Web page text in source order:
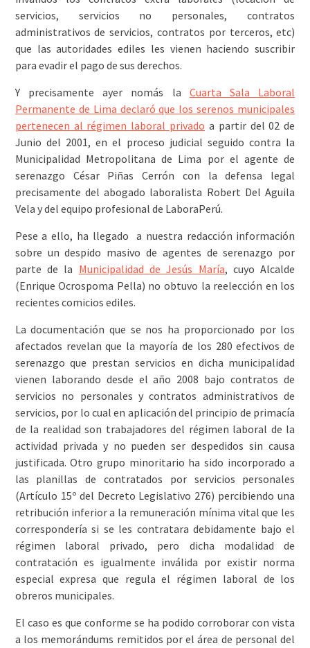
servicios, servicios no personales, contratos
administrativos de servicios, contratos por terceros, etc)
que las autoridades ediles les vienen haciendo suscribir
para evadir el pago de sus derechos.
Y precisamente ayer nomás la Cuarta Sala Laboral
Permanente de Lima declaró que los serenos municipales
pertenecen al régimen laboral privado a partir del 02 de
Junio del 2001, en el proceso judicial seguido contra la
Municipalidad Metropolitana de Lima por el agente de
serenazgo César Piñas Cerrón con la defensa legal
precisamente del abogado laboralista Robert Del Aguila
Vela y del equipo profesional de LaboraPerú.
Pese a ello, ha llegado a nuestra redacción información
sobre un despido masivo de agentes de serenazgo por
parte de la Municipalidad de Jesús María, cuyo Alcalde
(Enrique Ocrospoma Pella) no obtuvo la reelección en los
recientes comicios ediles.
La documentación que se nos ha proporcionado por los
afectados revelan que la mayoría de los 280 efectivos de
serenazgo que prestan servicios en dicha municipalidad
vienen laborando desde el año 2008 bajo contratos de
servicios no personales y contratos administrativos de
servicios, por lo cual en aplicación del principio de primacía
de la realidad son trabajadores del régimen laboral de la
actividad privada y no pueden ser despedidos sin causa
justificada. Otro grupo minoritario ha sido incorporado a
las planillas de contratados por servicios personales
(Artículo 15º del Decreto Legislativo 276) percibiendo una
retribución inferior a la remuneración mínima vital que les
correspondería si se les contratara debidamente bajo el
régimen laboral privado, pero dicha modalidad de
contratación es igualmente inválida por existir norma
especial expresa que regula el régimen laboral de los
obreros municipales.
El caso es que conforme se ha podido corroborar con vista
a los memorándums remitidos por el área de personal del